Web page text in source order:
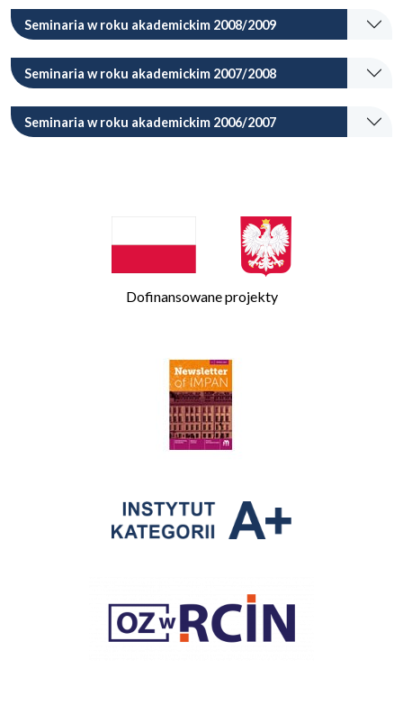
Seminaria w roku akademickim 2008/2009
Seminaria w roku akademickim 2007/2008
Seminaria w roku akademickim 2006/2007
Dofinansowane projekty